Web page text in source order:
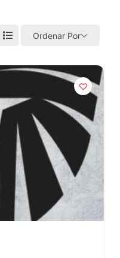
Ordenar Por